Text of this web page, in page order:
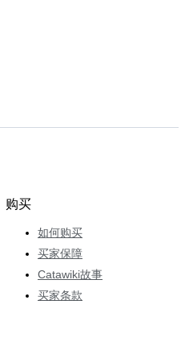
购买
如何购买
买家保障
Catawiki故事
买家条款